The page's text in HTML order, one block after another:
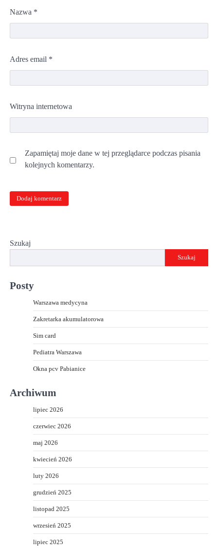
Nazwa *
Adres email *
Witryna internetowa
Zapamiętaj moje dane w tej przeglądarce podczas pisania
kolejnych komentarzy.
Szukaj
Szukaj
Posty
Warszawa medycyna
Zakretarka akumulatorowa
Sim card
Pediatra Warszawa
Okna pcv Pabianice
Archiwum
lipiec 2026
czerwiec 2026
maj 2026
kwiecień 2026
luty 2026
grudzień 2025
listopad 2025
wrzesień 2025
lipiec 2025